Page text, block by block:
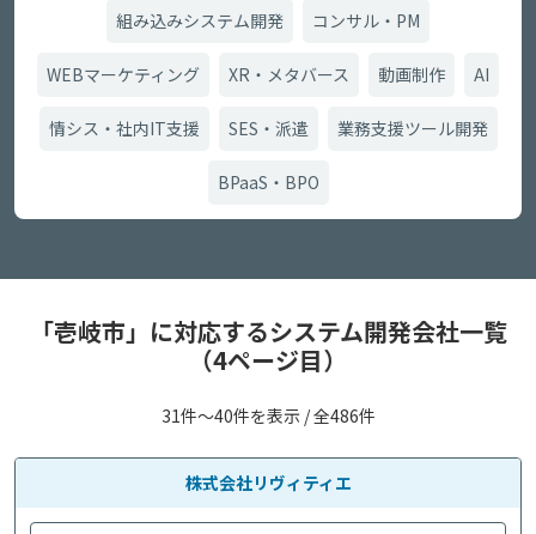
組み込みシステム開発 コンサル・PM
WEBマーケティング XR・メタバース 動画制作 AI
情シス・社内IT支援 SES・派遣 業務支援ツール開発
BPaaS・BPO
「壱岐市」に対応するシステム開発会社一覧
（4ページ目）
31件〜40件を表示 / 全486件
株式会社リヴィティエ